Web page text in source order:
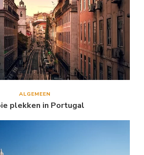
ALGEMEEN
plekken in Portugal